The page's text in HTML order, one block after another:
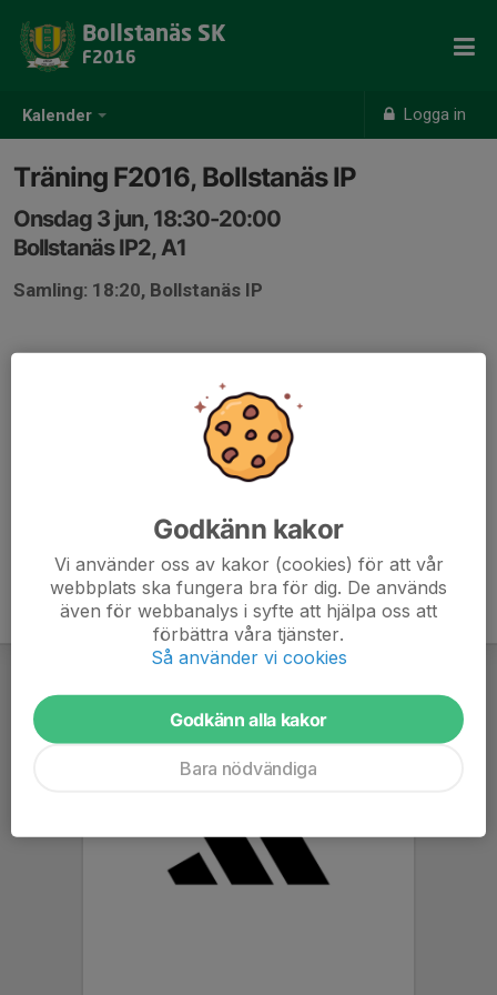
Kalender Logga in
Bollstanäs SK
F2016
Träning F2016, Bollstanäs IP
Onsdag 3 jun, 18:30-20:00
Bollstanäs IP2, A1
Samling: 18:20, Bollstanäs IP
Godkänn kakor
Vi använder oss av kakor (cookies) för att vår
webbplats ska fungera bra för dig. De används
även för webbanalys i syfte att hjälpa oss att
förbättra våra tjänster.
Så använder vi cookies
Godkänn alla kakor
Bara nödvändiga